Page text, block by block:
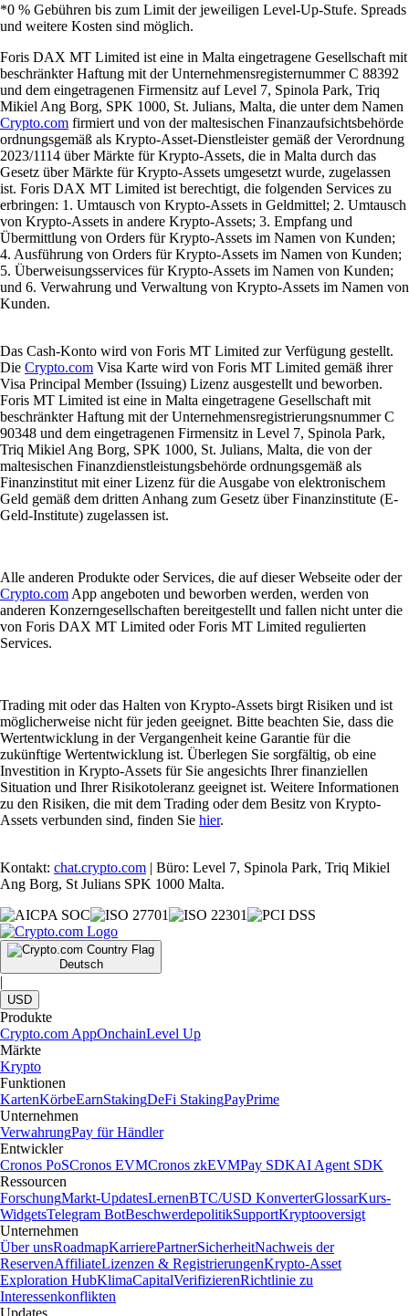
*0 % Gebühren bis zum Limit der jeweiligen Level-Up-Stufe. Spreads
und weitere Kosten sind möglich.
Foris DAX MT Limited ist eine in Malta eingetragene Gesellschaft mit
beschränkter Haftung mit der Unternehmensregisternummer C 88392
und dem eingetragenen Firmensitz auf Level 7, Spinola Park, Triq
Mikiel Ang Borg, SPK 1000, St. Julians, Malta, die unter dem Namen
Crypto.com firmiert und von der maltesischen Finanzaufsichtsbehörde
ordnungsgemäß als Krypto-Asset-Dienstleister gemäß der Verordnung
2023/1114 über Märkte für Krypto-Assets, die in Malta durch das
Gesetz über Märkte für Krypto-Assets umgesetzt wurde, zugelassen
ist. Foris DAX MT Limited ist berechtigt, die folgenden Services zu
erbringen: 1. Umtausch von Krypto-Assets in Geldmittel; 2. Umtausch
von Krypto-Assets in andere Krypto-Assets; 3. Empfang und
Übermittlung von Orders für Krypto-Assets im Namen von Kunden;
4. Ausführung von Orders für Krypto-Assets im Namen von Kunden;
5. Überweisungsservices für Krypto-Assets im Namen von Kunden;
und 6. Verwahrung und Verwaltung von Krypto-Assets im Namen von
Kunden.
Das Cash-Konto wird von Foris MT Limited zur Verfügung gestellt.
Die Crypto.com Visa Karte wird von Foris MT Limited gemäß ihrer
Visa Principal Member (Issuing) Lizenz ausgestellt und beworben.
Foris MT Limited ist eine in Malta eingetragene Gesellschaft mit
beschränkter Haftung mit der Unternehmensregistrierungsnummer C
90348 und dem eingetragenen Firmensitz in Level 7, Spinola Park,
Triq Mikiel Ang Borg, SPK 1000, St. Julians, Malta, die von der
maltesischen Finanzdienstleistungsbehörde ordnungsgemäß als
Finanzinstitut mit einer Lizenz für die Ausgabe von elektronischem
Geld gemäß dem dritten Anhang zum Gesetz über Finanzinstitute (E-
Geld-Institute) zugelassen ist.
Alle anderen Produkte oder Services, die auf dieser Webseite oder der
Crypto.com App angeboten und beworben werden, werden von
anderen Konzerngesellschaften bereitgestellt und fallen nicht unter die
von Foris DAX MT Limited oder Foris MT Limited regulierten
Services.
Trading mit oder das Halten von Krypto-Assets birgt Risiken und ist
möglicherweise nicht für jeden geeignet. Bitte beachten Sie, dass die
Wertentwicklung in der Vergangenheit keine Garantie für die
zukünftige Wertentwicklung ist. Überlegen Sie sorgfältig, ob eine
Investition in Krypto-Assets für Sie angesichts Ihrer finanziellen
Situation und Ihrer Risikotoleranz geeignet ist. Weitere Informationen
zu den Risiken, die mit dem Trading oder dem Besitz von Krypto-
Assets verbunden sind, finden Sie hier.
Kontakt: chat.crypto.com | Büro: Level 7, Spinola Park, Triq Mikiel
Ang Borg, St Julians SPK 1000 Malta.
Deutsch
|
USD
Produkte
Crypto.com AppOnchainLevel Up
Märkte
Krypto
Funktionen
KartenKörbeEarnStakingDeFi StakingPayPrime
Unternehmen
VerwahrungPay für Händler
Entwickler
Cronos PoSCronos EVMCronos zkEVMPay SDKAI Agent SDK
Ressourcen
ForschungMarkt-UpdatesLernenBTC/USD KonverterGlossarKurs-
WidgetsTelegram BotBeschwerdepolitikSupportKryptooversigt
Unternehmen
Über unsRoadmapKarrierePartnerSicherheitNachweis der
ReservenAffiliateLizenzen & RegistrierungenKrypto-Asset
Exploration HubKlimaCapitalVerifizierenRichtlinie zu
Interessenkonflikten
Updates